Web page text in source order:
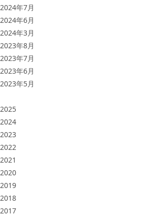
2024年7月
2024年6月
2024年3月
2023年8月
2023年7月
2023年6月
2023年5月
2025
2024
2023
2022
2021
2020
2019
2018
2017